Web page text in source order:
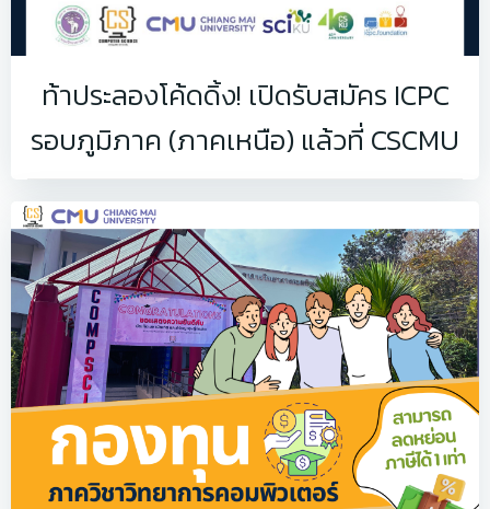
ท้าประลองโค้ดดิ้ง! เปิดรับสมัคร ICPC
รอบภูมิภาค (ภาคเหนือ) แล้วที่ CSCMU